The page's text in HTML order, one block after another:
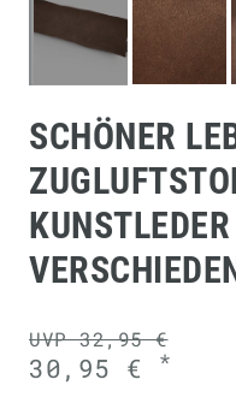
SCHÖNER
UVP 32,95 €
30,95 € *